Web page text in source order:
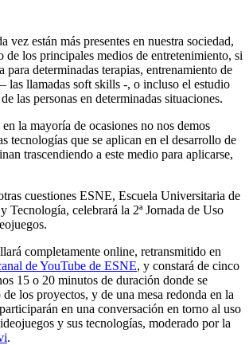
vez están más presentes en nuestra sociedad,
de los principales medios de entretenimiento, si
para determinadas terapias, entrenamiento de
las llamadas soft skills -, o incluso el estudio
las personas en determinadas situaciones.
la mayoría de ocasiones no nos demos
tecnologías que se aplican en el desarrollo de
trascendiendo a este medio para aplicarse,
cuestiones ESNE, Escuela Universitaria de
Tecnología, celebrará la 2ª Jornada de Uso
completamente online, retransmitido en
de YouTube de ESNE, y constará de cinco
15 o 20 minutos de duración donde se
los proyectos, y de una mesa redonda en la
en una conversación en torno al uso
y sus tecnologías, moderado por la
.